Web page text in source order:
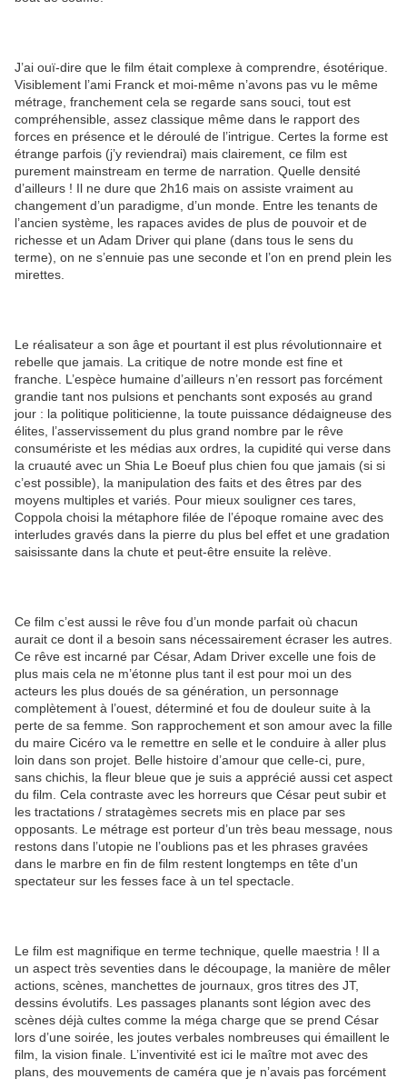
J’ai ouï-dire que le film était complexe à comprendre, ésotérique.
Visiblement l’ami Franck et moi-même n’avons pas vu le même
métrage, franchement cela se regarde sans souci, tout est
compréhensible, assez classique même dans le rapport des
forces en présence et le déroulé de l’intrigue. Certes la forme est
étrange parfois (j’y reviendrai) mais clairement, ce film est
purement mainstream en terme de narration. Quelle densité
d’ailleurs ! Il ne dure que 2h16 mais on assiste vraiment au
changement d’un paradigme, d’un monde. Entre les tenants de
l’ancien système, les rapaces avides de plus de pouvoir et de
richesse et un Adam Driver qui plane (dans tous le sens du
terme), on ne s’ennuie pas une seconde et l’on en prend plein les
mirettes.
Le réalisateur a son âge et pourtant il est plus révolutionnaire et
rebelle que jamais. La critique de notre monde est fine et
franche. L’espèce humaine d’ailleurs n’en ressort pas forcément
grandie tant nos pulsions et penchants sont exposés au grand
jour : la politique politicienne, la toute puissance dédaigneuse des
élites, l’asservissement du plus grand nombre par le rêve
consumériste et les médias aux ordres, la cupidité qui verse dans
la cruauté avec un Shia Le Boeuf plus chien fou que jamais (si si
c’est possible), la manipulation des faits et des êtres par des
moyens multiples et variés. Pour mieux souligner ces tares,
Coppola choisi la métaphore filée de l’époque romaine avec des
interludes gravés dans la pierre du plus bel effet et une gradation
saisissante dans la chute et peut-être ensuite la relève.
Ce film c’est aussi le rêve fou d’un monde parfait où chacun
aurait ce dont il a besoin sans nécessairement écraser les autres.
Ce rêve est incarné par César, Adam Driver excelle une fois de
plus mais cela ne m’étonne plus tant il est pour moi un des
acteurs les plus doués de sa génération, un personnage
complètement à l’ouest, déterminé et fou de douleur suite à la
perte de sa femme. Son rapprochement et son amour avec la fille
du maire Cicéro va le remettre en selle et le conduire à aller plus
loin dans son projet. Belle histoire d’amour que celle-ci, pure,
sans chichis, la fleur bleue que je suis a apprécié aussi cet aspect
du film. Cela contraste avec les horreurs que César peut subir et
les tractations / stratagèmes secrets mis en place par ses
opposants. Le métrage est porteur d’un très beau message, nous
restons dans l’utopie ne l’oublions pas et les phrases gravées
dans le marbre en fin de film restent longtemps en tête d'un
spectateur sur les fesses face à un tel spectacle.
Le film est magnifique en terme technique, quelle maestria ! Il a
un aspect très seventies dans le découpage, la manière de mêler
actions, scènes, manchettes de journaux, gros titres des JT,
dessins évolutifs. Les passages planants sont légion avec des
scènes déjà cultes comme la méga charge que se prend César
lors d’une soirée, les joutes verbales nombreuses qui émaillent le
film, la vision finale. L’inventivité est ici le maître mot avec des
plans, des mouvements de caméra que je n’avais pas forcément